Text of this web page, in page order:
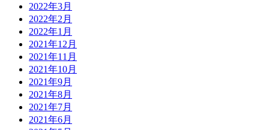
2022年3月
2022年2月
2022年1月
2021年12月
2021年11月
2021年10月
2021年9月
2021年8月
2021年7月
2021年6月